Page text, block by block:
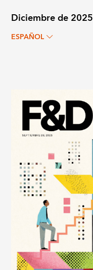
Diciembre de 2025
ESPAÑOL